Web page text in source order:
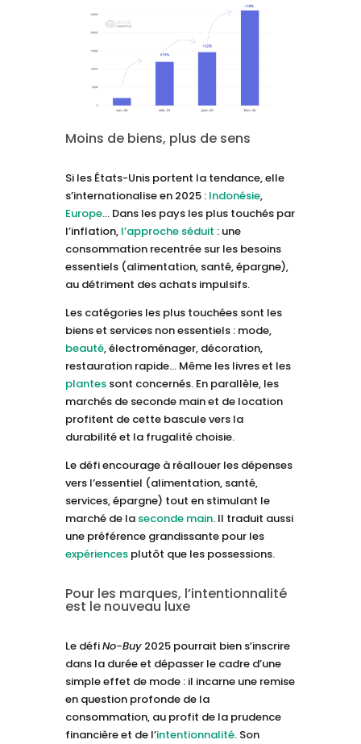
Moins de biens, plus de sens
Si les États-Unis portent la tendance, elle
s’internationalise en 2025 : Indonésie,
Europe… Dans les pays les plus touchés par
l’inflation, l’approche séduit : une
consommation recentrée sur les besoins
essentiels (alimentation, santé, épargne),
au détriment des achats impulsifs.
Les catégories les plus touchées sont les
biens et services non essentiels : mode,
beauté, électroménager, décoration,
restauration rapide… Même les livres et les
plantessont concernés. En parallèle, les
marchés de seconde main et de location
profitent de cette bascule vers la
durabilité et la frugalité choisie.
Le défi encourage à réallouer les dépenses
vers l’essentiel (alimentation, santé,
services, épargne) tout en stimulant le
marché de la seconde main. Il traduit aussi
une préférence grandissante pour les
expériencesplutôt que les possessions.
Pour les marques, l’intentionnalité
est le nouveau luxe
Le défiNo-Buy2025 pourrait bien s’inscrire
dans la durée et dépasser le cadre d’une
simple effet de mode : il incarne une remise
en question profonde de la
consommation, au profit de la prudence
financière et de l’intentionnalité. Son